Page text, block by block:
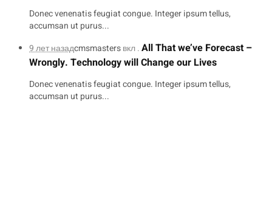
Donec venenatis feugiat congue. Integer ipsum tellus,
accumsan ut purus...
9 лет назадcmsmastersвкл .All That we’ve Forecast –
Wrongly. Technology will Change our Lives
Donec venenatis feugiat congue. Integer ipsum tellus,
accumsan ut purus...